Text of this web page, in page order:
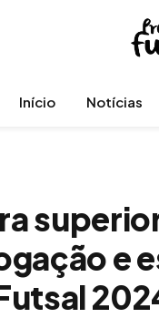
Início Notícias
e